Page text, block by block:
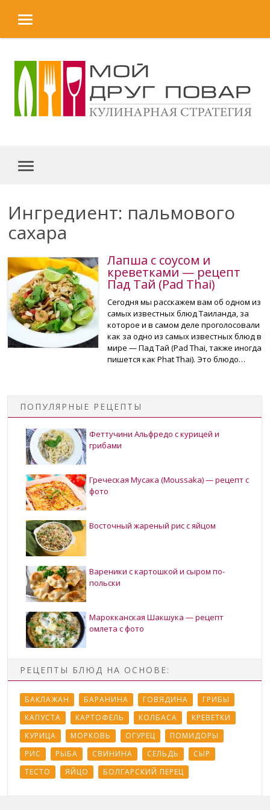
MENU
MENU
Ингредиент: пальмового
сахара
Лапша с соусом и
креветками — рецепт
Пад Тай (Pad Thai)
Сегодня мы расскажем вам об одном из
самых известных блюд Таиланда, за
которое и в самом деле проголосовали
как за одно из самых известных блюд в
мире — Пад Тай (Pad Thai, также иногда
пишется как Phat Thai). Это блюдо…
ПОПУЛЯРНЫЕ РЕЦЕПТЫ
Феттучини Альфредо с курицей и
грибами
Греческая Мусака (Moussaka) — рецепт с
фото
Восточный жареный рис с яйцом
Вареники с картошкой и сыром по-
польски
Марокканская Шакшука — рецепт
омлета с фото
РЕЦЕПТЫ БЛЮД НА ОСНОВЕ:
БАКЛАЖАН БАРАНИНА ГОВЯДИНА
ГРИБЫ
КАПУСТА
КАРТОФЕЛЬ КОЛБАСА
КРЕВЕТКИ
КУРИЦА
МОРКОВЬ ОГУРЕЦ
ПОМИДОРЫ
РИС
РЫБА СВИНИНА СЕЛЬДЬ
СЫР
ТЕСТО
ЯЙЦО БОЛГАРСКИЙ ПЕРЕЦ